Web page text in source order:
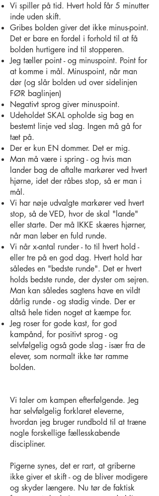
Vi spiller på tid. Hvert hold får 5 minutter
inde uden skift.
Gribes bolden giver det ikke minus-point.
Det er bare en fordel i forhold til at få
bolden hurtigere ind til stopperen.
Jeg tæller point - og minuspoint. Point for
at komme i mål. Minuspoint, når man
dør (og slår bolden ud over sidelinjen
FØR baglinjen)
Negativt sprog giver minuspoint.
Udeholdet SKAL opholde sig bag en
bestemt linje ved slag. Ingen må gå for
tæt på.
Der er kun EN dommer. Det er mig.
Man må være i spring - og hvis man
lander bag de aftalte markører ved hvert
hjørne, idet der råbes stop, så er man i
mål.
Vi har nøje udvalgte markører ved hvert
stop, så de VED, hvor de skal "lande"
eller starte. Der må IKKE skæres hjørner,
når man løber en fuld runde.
Vi når x-antal runder - to til hvert hold -
eller tre på en god dag. Hvert hold har
således en "bedste runde". Det er hvert
holds bedste runde, der dyster om sejren.
Man kan således sagtens have en vildt
dårlig runde - og stadig vinde. Der er
altså hele tiden noget at kæmpe for.
Jeg roser for gode kast, for god
kampånd, for positivt sprog - og
selvfølgelig også gode slag - især fra de
elever, som normalt ikke tør ramme
bolden.
Vi taler om kampen efterfølgende. Jeg
har selvfølgelig forklaret eleverne,
hvordan jeg bruger rundbold til at træne
nogle forskellige fællesskabende
discipliner.
Pigerne synes, det er rart, at griberne
ikke giver et skift - og de bliver modigere
og skyder længere. Nu tør de faktisk